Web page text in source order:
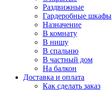
Раздвижные
Гардеробные шкафы
Назначение
В комнату
В нишу
В спальню
В частный дом
На балкон
Доставка и оплата
Как сделать заказ